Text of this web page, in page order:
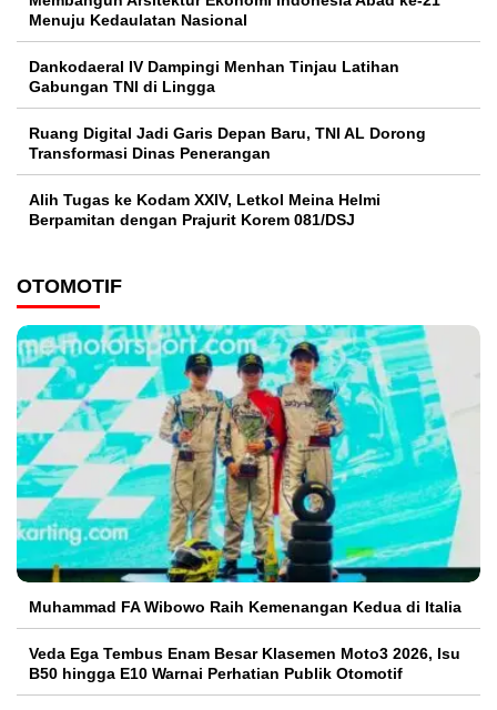
Menuju Kedaulatan Nasional
Dankodaeral IV Dampingi Menhan Tinjau Latihan
Gabungan TNI di Lingga
Ruang Digital Jadi Garis Depan Baru, TNI AL Dorong
Transformasi Dinas Penerangan
Alih Tugas ke Kodam XXIV, Letkol Meina Helmi
Berpamitan dengan Prajurit Korem 081/DSJ
OTOMOTIF
Muhammad FA Wibowo Raih Kemenangan Kedua di Italia
Veda Ega Tembus Enam Besar Klasemen Moto3 2026, Isu
B50 hingga E10 Warnai Perhatian Publik Otomotif